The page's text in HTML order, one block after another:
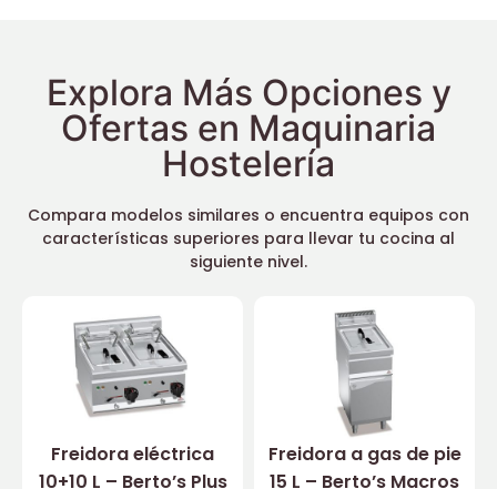
Explora Más Opciones y
Ofertas en Maquinaria
Hostelería
Compara modelos similares o encuentra equipos con
características superiores para llevar tu cocina al
siguiente nivel.
Freidora eléctrica
10+10 L – Berto’s Plus
Freidora a gas de pie
15 L – Berto’s Macros